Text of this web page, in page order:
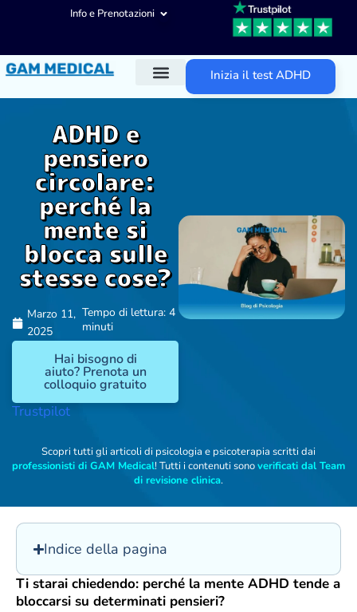
Info e Prenotazioni
Inizia il test ADHD
ADHD e
pensiero
circolare:
perché la
mente si
blocca sulle
stesse cose?
Marzo 11,
2025
Tempo di lettura: 4
minuti
Hai bisogno di
aiuto? Prenota un
colloquio gratuito
Trustpilot
Scopri tutti gli articoli di psicologia e psicoterapia scritti dai
professionisti di GAM Medical! Tutti i contenuti sonoverificati dal Team
di revisione clinica.
Indice della pagina
Ti starai chiedendo: perché la mente ADHD tende a
bloccarsi su determinati pensieri?